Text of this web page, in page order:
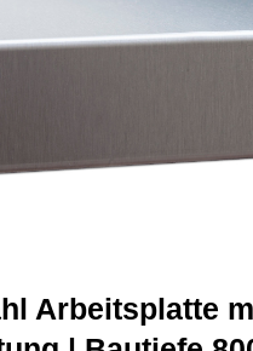
Arbeitsplatte